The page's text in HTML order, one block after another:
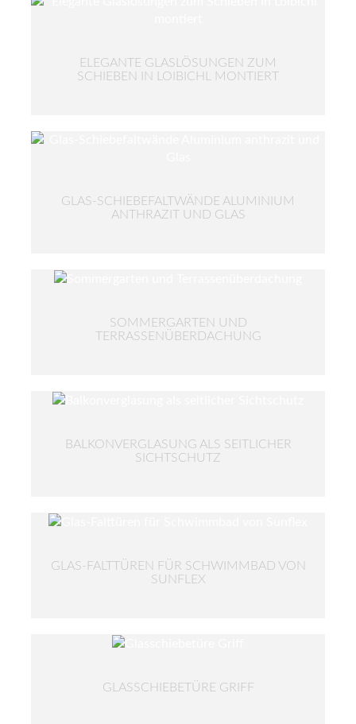
ELEGANTE GLASLÖSUNGEN ZUM
SCHIEBEN IN LOIBICHL MONTIERT
GLAS-SCHIEBEFALTWÄNDE ALUMINIUM
ANTHRAZIT UND GLAS
SOMMERGARTEN UND
TERRASSENÜBERDACHUNG
BALKONVERGLASUNG ALS SEITLICHER
SICHTSCHUTZ
GLAS-FALTTÜREN FÜR SCHWIMMBAD VON
SUNFLEX
GLASSCHIEBETÜRE GRIFF